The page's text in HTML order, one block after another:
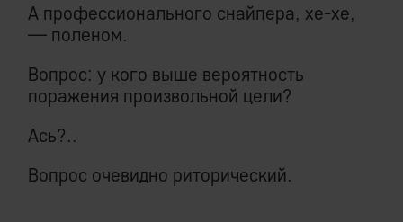
А профессионального снайпера, хе-хе,
— поленом.
Вопрос: у кого выше вероятность
поражения произвольной цели?
Ась?..
Вопрос очевидно риторический.